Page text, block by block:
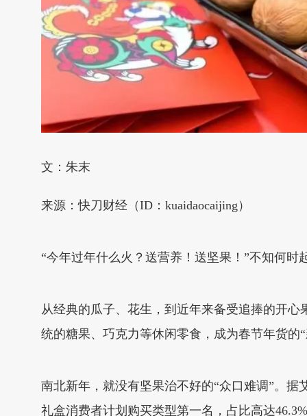
文：朱末
来源：快刀财经（ID：kuaidaocaijing）
“今年过年什么火？送营养！送坚果！”不知何
从经典的瓜子、花生，到近年来备受追捧的开
统的糖果、巧克力等休闲零食，成为春节年货的
南北新年，就没有坚果治不好的“众口难调”。
礼盒消费者计划购买类型第一名，占比高达